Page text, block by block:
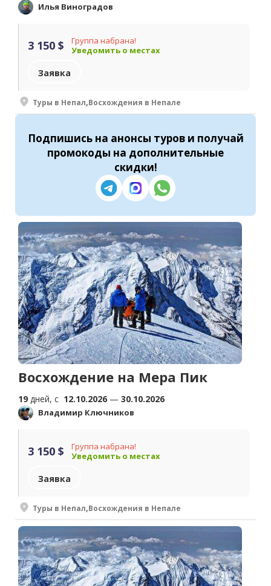
Илья Виноградов
3 150 $
Группа набрана!
Уведомить о местах
Заявка
Туры в Непал,Восхождения в Непале
Подпишисьна анонсы туров и получай
промокоды на дополнительные
скидки!
Восхождение на Мера Пик
19 дней, c 12.10.2026 — 30.10.2026
Владимир Ключников
3 150 $
Группа набрана!
Уведомить о местах
Заявка
Туры в Непал,Восхождения в Непале